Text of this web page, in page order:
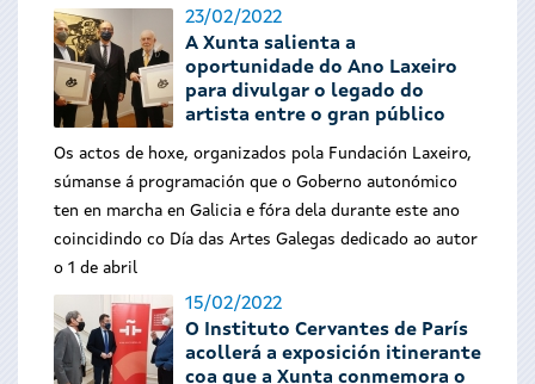
23/02/2022
A Xunta salienta a
oportunidade do Ano Laxeiro
para divulgar o legado do
artista entre o gran público
Os actos de hoxe, organizados pola Fundación Laxeiro,
súmanse á programación que o Goberno autonómico
ten en marcha en Galicia e fóra dela durante este ano
coincidindo co Día das Artes Galegas dedicado ao autor
o 1 de abril
15/02/2022
O Instituto Cervantes de París
acollerá a exposición itinerante
coa que a Xunta conmemora o